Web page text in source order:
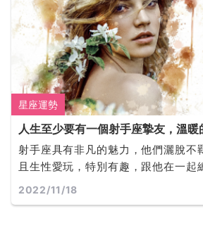
星座運勢
人生至少要有一個射手座摯友，溫暖
射手座具有非凡的魅力，他們灑脫不
且生性愛玩，特別有趣，跟他在一起
他們具有很好的人緣，也非常受歡迎
2022/11/18